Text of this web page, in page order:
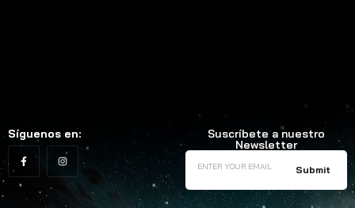
Síguenos en: Suscríbete a nuestro
Newsletter